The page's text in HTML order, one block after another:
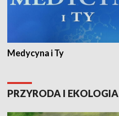
Medycyna i Ty
PRZYRODA I EKOLOGIA